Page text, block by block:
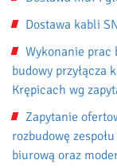
Dostawa kabli
Wykonanie prac
budowy przyłącza
Krępicach wg
Zapytanie
rozbudowę
biurową oraz